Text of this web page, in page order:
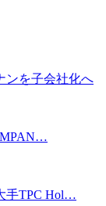
ンを子会社化へ
手TPC Hol…